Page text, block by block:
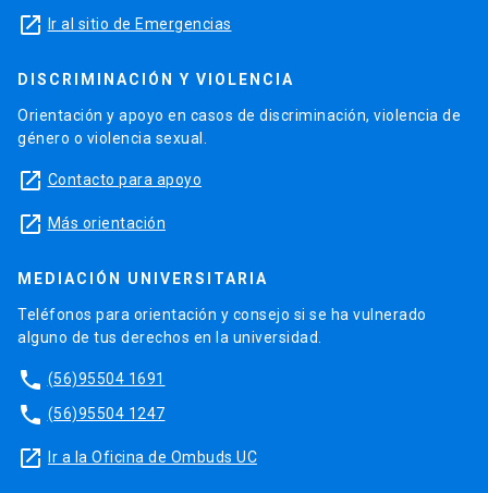
launch Ir al sitio de Emergencias
DISCRIMINACIÓN Y VIOLENCIA
Orientación y apoyo en casos de discriminación, violencia de
género o violencia sexual.
launch Contacto para apoyo
launch Más orientación
MEDIACIÓN UNIVERSITARIA
Teléfonos para orientación y consejo si se ha vulnerado
alguno de tus derechos en la universidad.
phone (56)95504 1691
phone (56)95504 1247
launch Ir a la Oficina de Ombuds UC